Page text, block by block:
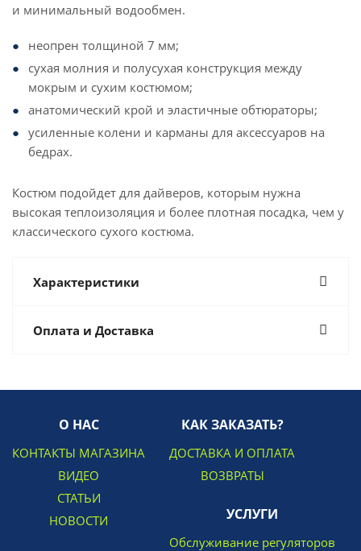
и минимальный водообмен.
неопрен толщиной 7 мм;
сухая молния и полусухая конструкция между
мокрым и сухим костюмом;
анатомический крой и эластичные обтюраторы;
усиленные колени и карманы для аксессуаров на
бедрах.
Костюм подойдет для дайверов, которым нужна
высокая теплоизоляция и более плотная посадка, чем у
классического сухого костюма.
Характеристики
Оплата и Доставка
О НАС
КОНТАКТЫ МАГАЗИНА
ВИДЕО
СТАТЬИ
НОВОСТИ
КАК ЗАКАЗАТЬ?
ДОСТАВКА И ОПЛАТА
ВОЗВРАТЫ
УСЛУГИ
Обслуживание регуляторов